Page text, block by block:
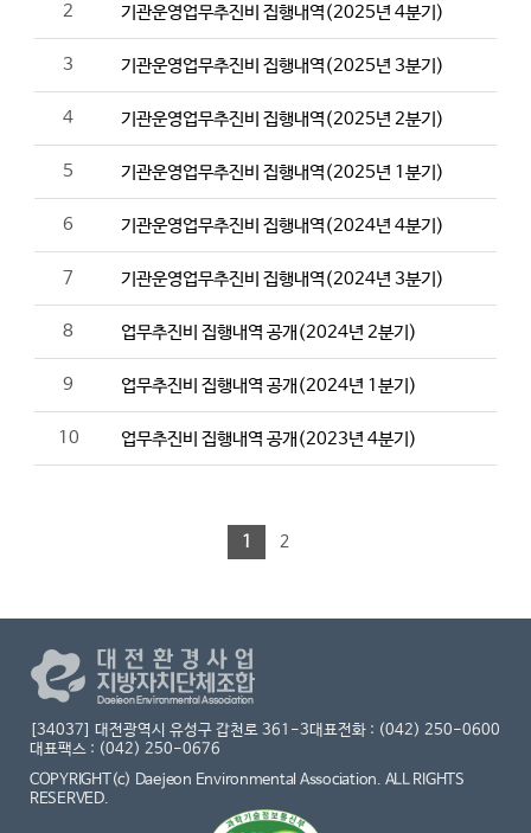
2 기관운영업무추진비 집행내역(2025년 4분기)
3 기관운영업무추진비 집행내역(2025년 3분기)
4 기관운영업무추진비 집행내역(2025년 2분기)
5 기관운영업무추진비 집행내역(2025년 1분기)
6 기관운영업무추진비 집행내역(2024년 4분기)
7 기관운영업무추진비 집행내역(2024년 3분기)
8 업무추진비 집행내역 공개(2024년 2분기)
9 업무추진비 집행내역 공개(2024년 1분기)
10 업무추진비 집행내역 공개(2023년 4분기)
1 2
[34037] 대전광역시 유성구 갑천로 361-3대표전화 : (042) 250-0600
대표팩스 : (042) 250-0676
COPYRIGHT(c) Daejeon Environmental Association. ALL RIGHTS
RESERVED.